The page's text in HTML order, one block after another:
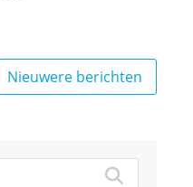
Nieuwere berichten